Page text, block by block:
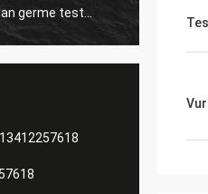
çok düşünceli, sorularımı
detaylı ürün ve